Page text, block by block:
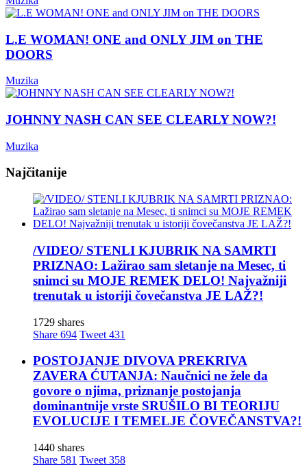
L.E WOMAN! ONE and ONLY JIM on THE
DOORS
Muzika
JOHNNY NASH CAN SEE CLEARLY NOW?!
Muzika
Najčitanije
/VIDEO/ STENLI KJUBRIK NA SAMRTI
PRIZNAO: Lažirao sam sletanje na Mesec, ti
snimci su MOJE REMEK DELO! Najvažniji
trenutak u istoriji čovečanstva JE LAŽ?!
1729 shares
Share 694 Tweet 431
POSTOJANJE DIVOVA PREKRIVA
ZAVERA ĆUTANJA: Naučnici ne žele da
govore o njima, priznanje postojanja
dominantnije vrste SRUŠILO BI TEORIJU
EVOLUCIJE I TEMELJE ČOVEČANSTVA?!
1440 shares
Share 581 Tweet 358